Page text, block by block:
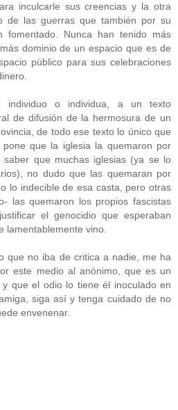
inculcarle sus creencias y la otra
de las guerras que también por su
fomentado. Nunca han tenido más
dominio de un espacio que es de
público para sus celebraciones
individuo o individua, a un texto
de difusión de la hermosura de un
de todo ese texto lo único que
que la iglesia la quemaron por
que muchas iglesias (ya se lo
no dudo que las quemaran por
lo indecible de esa casta, pero otras
las quemaron los propios fascistas
el genocidio que esperaban
lamentablemente vino.
que no iba de critica a nadie, me ha
este medio al anónimo, que es un
y que el odio lo tiene él inoculado en
siga así y tenga cuidado de no
envenenar.